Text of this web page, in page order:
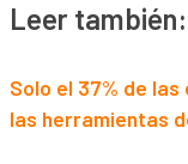
Leer también:
Solo el 37% de
las herramientas